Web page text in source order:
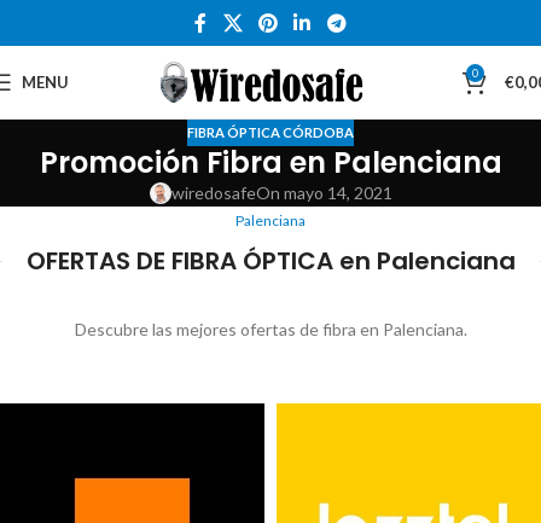
MENU 0 €
FIBRA ÓPTICA CÓRDOBA
Promoción Fibra en Palenciana
wiredosafeOn mayo 14, 2021
Palenciana
OFERTAS DE FIBRA ÓPTICA en Palenciana
Descubre las mejores ofertas de fibra en Palenciana.